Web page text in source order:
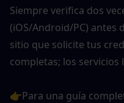
Siempre verifica dos
(iOS/Android/PC) antes
sitio que solicite tus
completas; los
👉Para una guía